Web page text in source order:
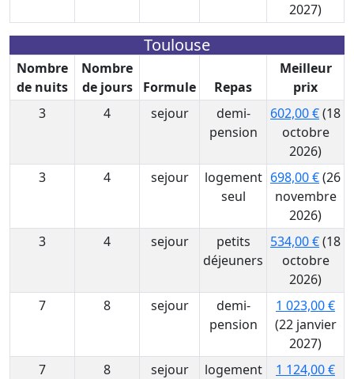
2027)
Toulouse
Nombre
de nuits
Nombre
de jours
Formule Repas
Meilleur
prix
3
4 sejour
demi-
pension
602,00 €(18
octobre
2026)
3
4 sejour
logement
seul
698,00 €(26
novembre
2026)
3
4 sejour
petits
déjeuners
534,00 €(18
octobre
2026)
7
8 sejour
demi-
pension
1 023,00 €
(22 janvier
2027)
7
8 sejour
logement
1 124,00 €